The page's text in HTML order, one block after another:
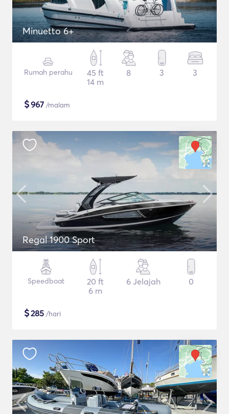
Minuetto 6+
Rumah perahu
45 ft
14 m
8 3 3
$967 /malam
Regal 1900 Sport
Speedboat
20 ft
6 m
6 Jelajah 0
$285 /hari